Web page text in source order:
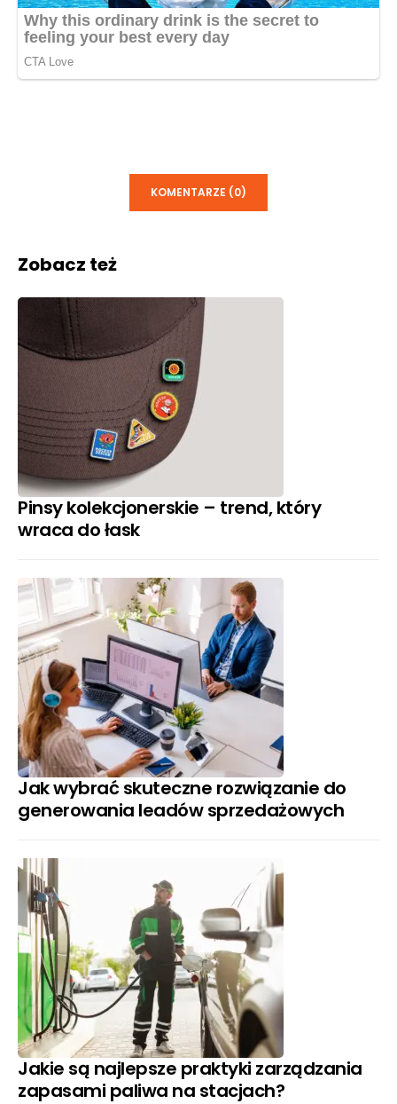
KOMENTARZE (0)
Zobacz też
Pinsy kolekcjonerskie – trend, który
wraca do łask
Jak wybrać skuteczne rozwiązanie do
generowania leadów sprzedażowych
Jakie są najlepsze praktyki zarządzania
zapasami paliwa na stacjach?